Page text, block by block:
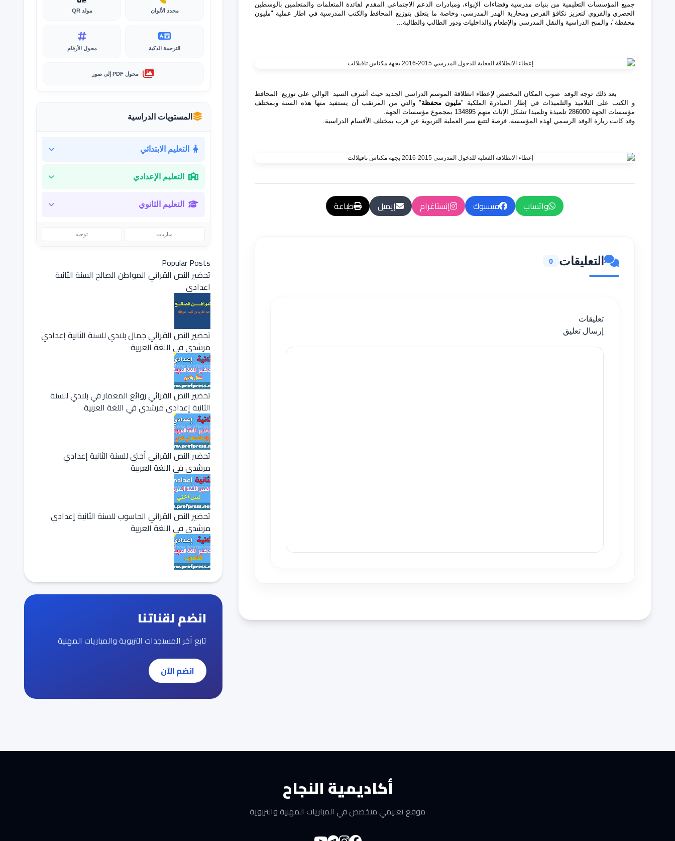
جميع المؤسسات التعليمية من بنيات مدرسية وفضاءات الإيواء، ومبادرات الدعم الاجتماعي المقدم لفائدة المتعلمات والمتعلمين بالوسطين
الحضري والقروي لتعزيز تكافؤ الفرص ومحاربة الهدر المدرسي، وخاصة ما يتعلق بتوزيع المحافظ والكتب المدرسية في اطار عملية "مليون
محفظة"، والمنح الدراسية والنقل المدرسي والإطعام والداخليات ودور الطالب والطالبة.
..
بعد ذلك توجه الوفد صوب المكان المخصص لإعطاء انطلاقة الموسم الدراسي الجديد حيث أشرف السيد الوالي على توزيع المحافظ
و الكتب على التلاميذ والتلميذات في إطار المبادرة الملكية "مليون محفظة" والتي من المرتقب أن يستفيد منها هذه السنة وبمختلف
مؤسسات الجهة 286000 تلميذة وتلميذا تشكل الإناث منهم 134895 بمجموع مؤسسات الجهة.
وقد كانت زيارة الوفد الرسمي لهذه المؤسسة، فرصة لتتبع سير العملية التربوية عن قرب بمختلف الأقسام الدراسية.
واتساب فيسبوك إنستاغرام إيميل طباعة
التعليقات 0
تعليقات
إرسال تعليق
محدد الألوان مولد QR
الترجمة الذكية محول الأرقام
محول PDF إلى صور
المستويات الدراسية
التعليم الابتدائي
التعليم الإعدادي
التعليم الثانوي
مباريات توجيه
Popular Posts
تحضير النص القرائي المواطن الصالح السنة الثانية
اعدادي
تحضير النص القرائي جمال بلادي للسنة الثانية إعدادي
مرشدي في اللغة العربية
تحضير النص القرائي روائع المعمار في بلادي للسنة
الثانية إعدادي مرشدي في اللغة العربية
تحضير النص القرائي أختي للسنة الثانية إعدادي
مرشدي في اللغة العربية
تحضير النص القرائي الحاسوب للسنة الثانية إعدادي
مرشدي في اللغة العربية
انضم لقناتنا
تابع آخر المستجدات التربوية والمباريات المهنية
انضم الآن
أكاديمية النجاح
موقع تعليمي متخصص في المباريات المهنية والتربوية